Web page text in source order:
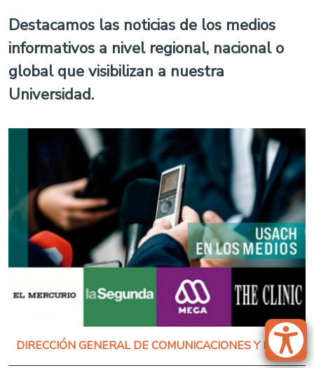
Destacamos las noticias de los medios
informativos a nivel regional, nacional o
global que visibilizan a nuestra
Universidad.
DIRECCIÓN GENERAL DE COMUNICACIONES Y MEDIOS